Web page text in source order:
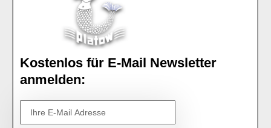
Kostenlos für E-Mail Newsletter
anmelden: